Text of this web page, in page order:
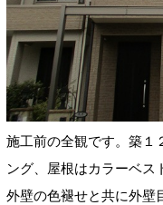
施工前の全観です。築１
ング、屋根はカラーベス
外壁の色褪せと共に外壁